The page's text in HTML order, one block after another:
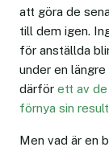
att göra de
till dem igen.
för anställda
under en
därför ett av
förnya sin
Men vad är en